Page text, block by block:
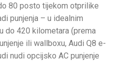
80 posto tijekom otprilike
punjenja – u idealnim
do 420 kilometara (prema
ili wallboxu, Audi Q8 e-
nudi opcijsko AC punjenje